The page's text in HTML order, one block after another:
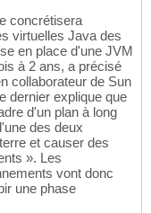
concrétisera
virtuelles Java des
en place d'une JVM
à 2 ans, a précisé
collaborateur de Sun
dernier explique que
d'un plan à long
des deux
et causer des
». Les
vont donc
une phase